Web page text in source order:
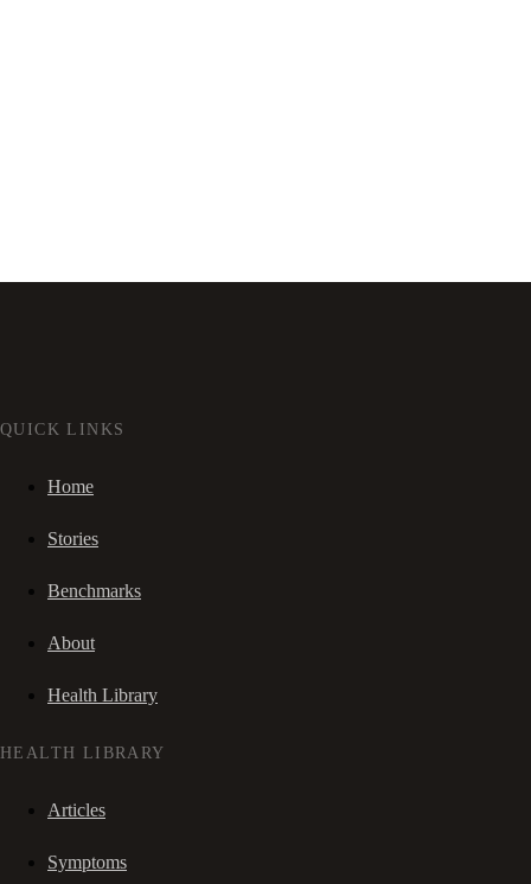
QUICK LINKS
Home
Stories
Benchmarks
About
Health Library
HEALTH LIBRARY
Articles
Symptoms